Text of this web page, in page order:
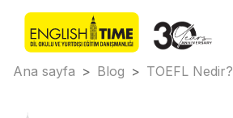
Ana sayfa > Blog > TOEFL Nedir?